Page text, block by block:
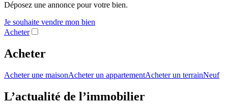
Déposez une annonce pour votre bien.
Je souhaite vendre mon bien
Acheter
Acheter
Acheter une maisonAcheter un appartementAcheter un terrainNeuf
L’actualité de l’immobilier